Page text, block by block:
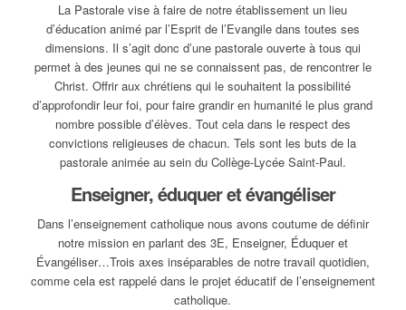
La Pastorale vise à faire de notre établissement un lieu
d’éducation animé par l’Esprit de l’Evangile dans toutes ses
dimensions. Il s’agit donc d’une pastorale ouverte à tous qui
permet à des jeunes qui ne se connaissent pas, de rencontrer le
Christ. Offrir aux chrétiens qui le souhaitent la possibilité
d’approfondir leur foi, pour faire grandir en humanité le plus grand
nombre possible d’élèves. Tout cela dans le respect des
convictions religieuses de chacun. Tels sont les buts de la
pastorale animée au sein du Collège-Lycée Saint-Paul.
Enseigner, éduquer et évangéliser
Dans l’enseignement catholique nous avons coutume de définir
notre mission en parlant des 3E, Enseigner, Éduquer et
Évangéliser…Trois axes inséparables de notre travail quotidien,
comme cela est rappelé dans le projet éducatif de l’enseignement
catholique.